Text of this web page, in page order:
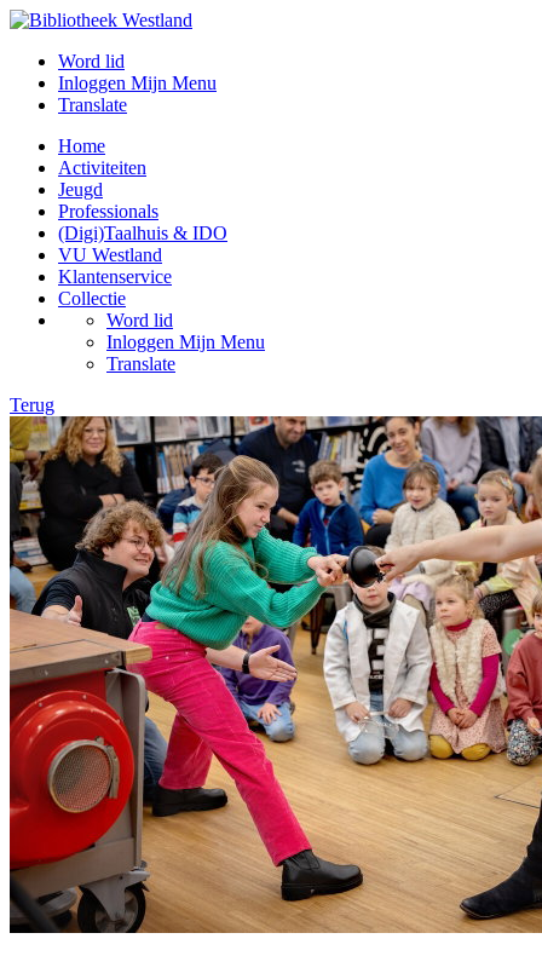
Word lid
Inloggen Mijn Menu
Translate
Home
Activiteiten
Jeugd
Professionals
(Digi)Taalhuis & IDO
VU Westland
Klantenservice
Collectie
Word lid
Inloggen Mijn Menu
Translate
Terug